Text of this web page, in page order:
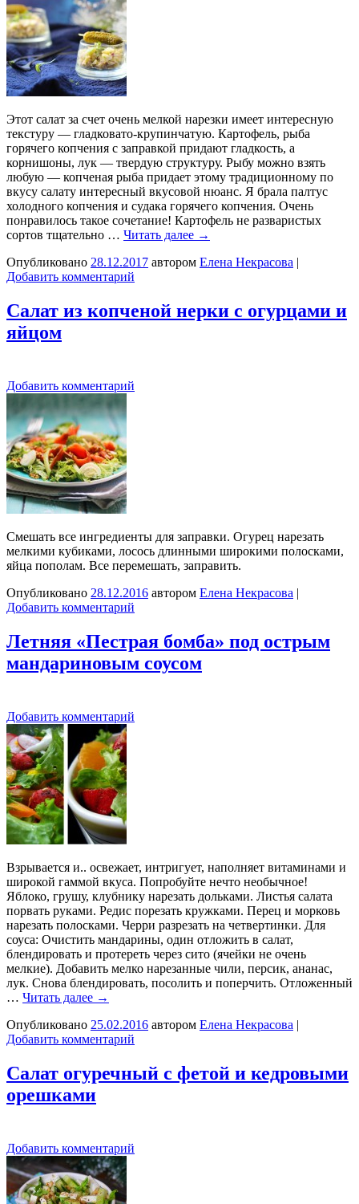
Этот салат за счет очень мелкой нарезки имеет интересную
текстуру — гладковато-крупинчатую. Картофель, рыба
горячего копчения с заправкой придают гладкость, а
корнишоны, лук — твердую структуру. Рыбу можно взять
любую — копченая рыба придает этому традиционному по
вкусу салату интересный вкусовой нюанс. Я брала палтус
холодного копчения и судака горячего копчения. Очень
понравилось такое сочетание! Картофель не разваристых
сортов тщательно … Читать далее →
Опубликовано 28.12.2017 автором Елена Некрасова |
Добавить комментарий
Салат из копченой нерки с огурцами и
яйцом
Добавить комментарий
Смешать все ингредиенты для заправки. Огурец нарезать
мелкими кубиками, лосось длинными широкими полосками,
яйца пополам. Все перемешать, заправить.
Опубликовано 28.12.2016 автором Елена Некрасова |
Добавить комментарий
Летняя «Пестрая бомба» под острым
мандариновым соусом
Добавить комментарий
Взрывается и.. освежает, интригует, наполняет витаминами и
широкой гаммой вкуса. Попробуйте нечто необычное!
Яблоко, грушу, клубнику нарезать дольками. Листья салата
порвать руками. Редис порезать кружками. Перец и морковь
нарезать полосками. Черри разрезать на четвертинки. Для
соуса: Очистить мандарины, один отложить в салат,
блендировать и протереть через сито (ячейки не очень
мелкие). Добавить мелко нарезанные чили, персик, ананас,
лук. Снова блендировать, посолить и поперчить. Отложенный
… Читать далее →
Опубликовано 25.02.2016 автором Елена Некрасова |
Добавить комментарий
Салат огуречный с фетой и кедровыми
орешками
Добавить комментарий